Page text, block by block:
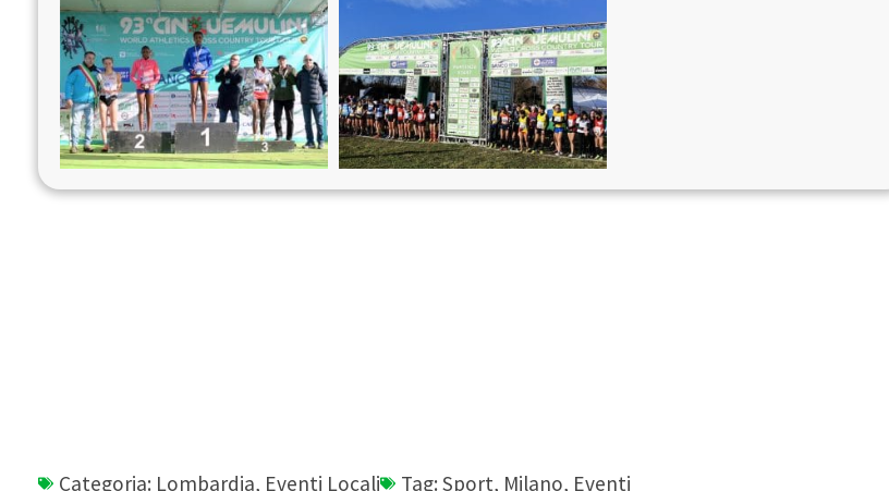
Categoria: Lombardia, Eventi Locali Tag: Sport, Milano, Eventi